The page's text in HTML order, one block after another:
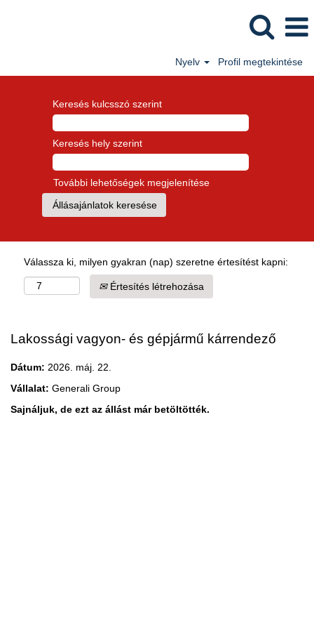
Nyelv Profil megtekintése
Keresés kulcsszó szerint
Keresés hely szerint
További lehetőségek megjelenítése
Válassza ki, milyen gyakran (nap) szeretne értesítést kapni:
Értesítés létrehozása
Lakossági vagyon- és gépjármű kárrendező
Dátum: 2026. máj. 22.
Vállalat: Generali Group
Sajnáljuk, de ezt az állást már betöltötték.